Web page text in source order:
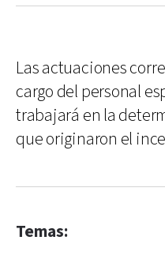
Las actuaciones
cargo del personal
trabajará en la
que originaron el
Temas: